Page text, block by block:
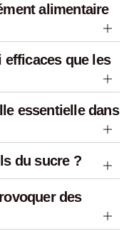
alimentaire
que les
essentielle dans
du sucre ?
des